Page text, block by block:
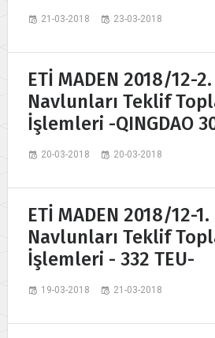
21-03-2018 23-03-2018
ETİ MADEN 2018/12-
Navlunları Teklif
İşlemleri -QINGDAO
20-03-2018 20-03-2018
ETİ MADEN 2018/12-
Navlunları Teklif
İşlemleri - 332 TEU-
19-03-2018 21-03-2018